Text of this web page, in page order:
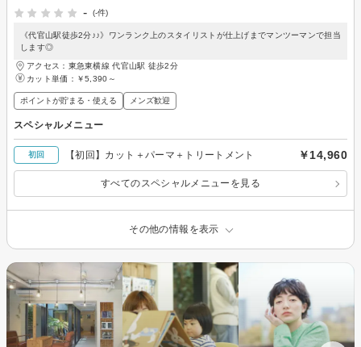
-
(-件)
《代官山駅徒歩2分♪♪》ワンランク上のスタイリストが仕上げまでマンツーマンで担当
します◎
アクセス：東急東横線 代官山駅 徒歩2分
カット単価： ￥5,390～
ポイントが貯まる・使える メンズ歓迎
スペシャルメニュー
初回 【初回】カット＋パーマ＋トリートメント ￥14,960
すべてのスペシャルメニューを見る
その他の情報を表示